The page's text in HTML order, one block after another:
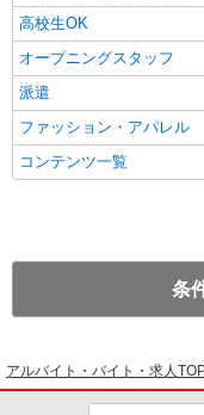
高校生OK
オープニングスタッフ
派遣
ファッション・アパレル
コンテンツ一覧
条
アルバイト・バイト・求人